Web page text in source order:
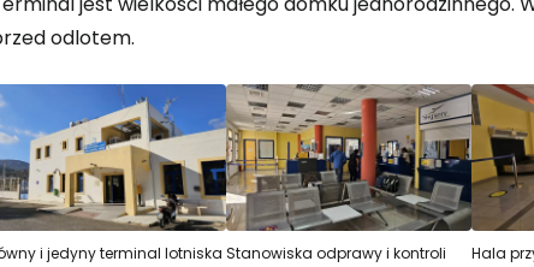
odlotem.
i jedyny terminal lotniska Stanowiska odprawy i kontroli
Hala